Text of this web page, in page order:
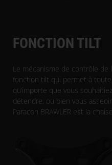
FONCTION TILT
Le mécanisme de contrôle de
fonction tilt qui permet à toute
qu’importe que vous
détendre, ou bien vous
Paracon BRAWLER est la